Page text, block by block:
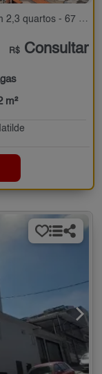
- 67 a 192 m²
R$ Consultar
m²